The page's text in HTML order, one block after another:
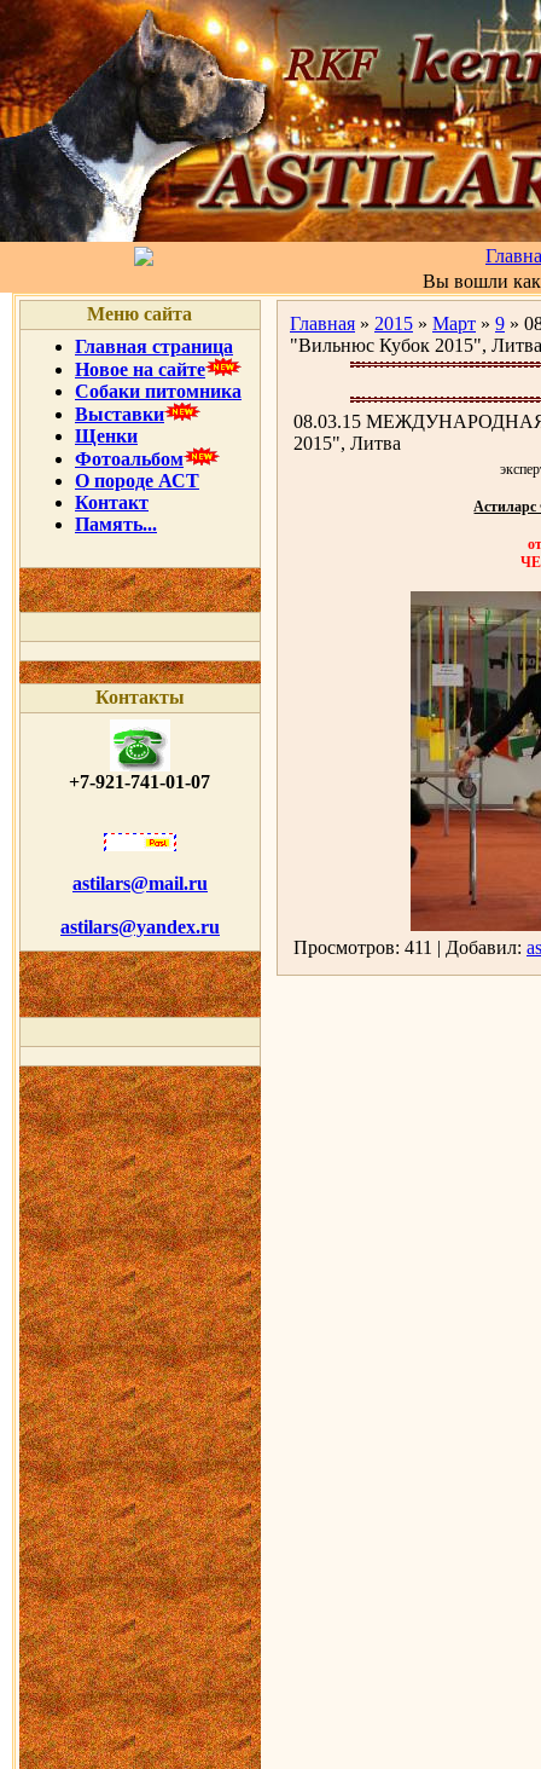
Вы вошли
Меню сайта
Главная страница
Новое на сайте
Собаки питомника
Выставки
Щенки
Фотоальбом
О породе АСТ
Контакт
Память...
Контакты
+7-921-741-01-07
astilars@mail.ru
astilars@yandex.ru
Главная » 2015 » Март » 9 »
"Вильнюс Кубок 2015", Литва
08.03.15
2015", Литва
Просмотров: 411 | Добавил: